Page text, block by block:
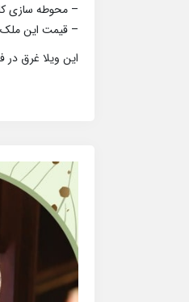
– محوطه سازی
– قیمت این ملک
این ویلا غرق